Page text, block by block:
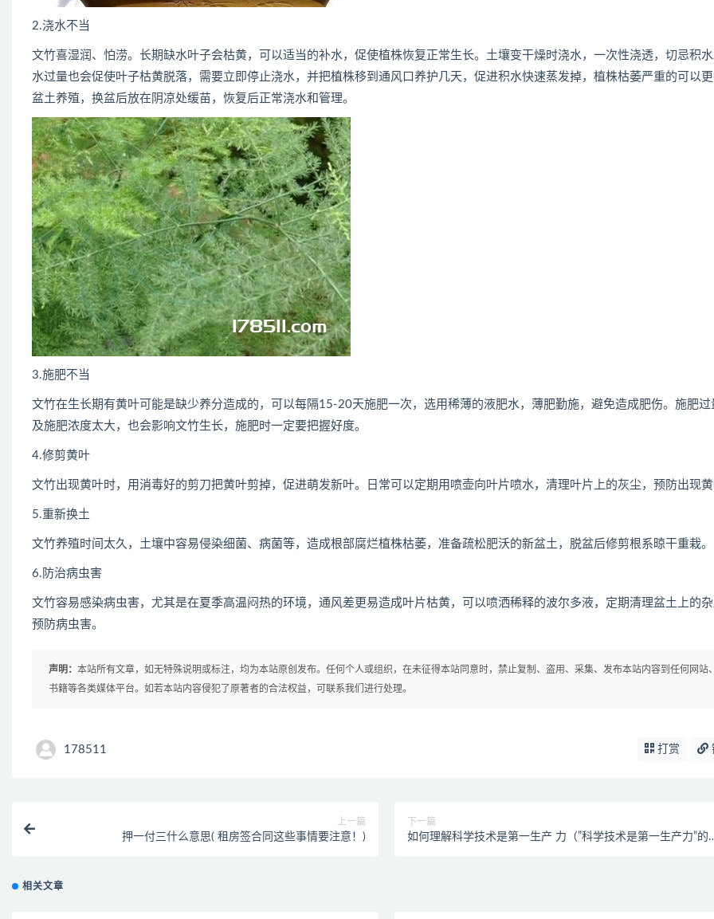
2.浇水不当
文竹喜湿润、怕涝。长期缺水叶子会枯黄，可以适当的补水，促使植株恢复正常生长。土壤变干燥时浇水，一次性浇透，切忌积
水过量也会促使叶子枯黄脱落，需要立即停止浇水，并把植株移到通风口养护几天，促进积水快速蒸发掉，植株枯萎严重的可以
盆土养殖，换盆后放在阴凉处缓苗，恢复后正常浇水和管理。
3.施肥不当
文竹在生长期有黄叶可能是缺少养分造成的，可以每隔15-20天施肥一次，选用稀薄的液肥水，薄肥勤施，避免造成肥伤。施肥过
及施肥浓度太大，也会影响文竹生长，施肥时一定要把握好度。
4.修剪黄叶
文竹出现黄叶时，用消毒好的剪刀把黄叶剪掉，促进萌发新叶。日常可以定期用喷壶向叶片喷水，清理叶片上的灰尘，预防出现黄
5.重新换土
文竹养殖时间太久，土壤中容易侵染细菌、病菌等，造成根部腐烂植株枯萎，准备疏松肥沃的新盆土，脱盆后修剪根系晾干重栽。
6.防治病虫害
文竹容易感染病虫害，尤其是在夏季高温闷热的环境，通风差更易造成叶片枯黄，可以喷洒稀释的波尔多液，定期清理盆土上的杂
预防病虫害。
声明： 本站所有文章，如无特殊说明或标注，均为本站原创发布。任何个人或组织，在未征得本站同意时，禁止复制、盗用、采集、发布本站内容到任何网站、
书籍等各类媒体平台。如若本站内容侵犯了原著者的合法权益，可联系我们进行处理。
178511 打赏
上一篇
押一付三什么意思( 租房签合同这些事情要注意！)
下一篇
如何理解科学技术是第一生产 力（”科学技术是第一生产力”的
相关文章